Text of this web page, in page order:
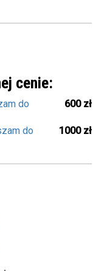
cenie:
600 zł
do
1000 zł
do